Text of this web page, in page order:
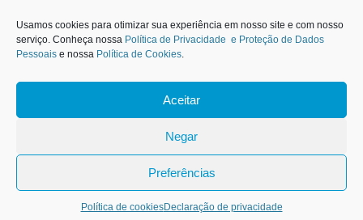
Usamos cookies para otimizar sua experiência em nosso site e com nosso
serviço. Conheça nossa Política de Privacidade e Proteção de Dados
Pessoais e nossa Política de Cookies.
Aceitar
Negar
Preferências
Política de cookiesDeclaração de privacidade
AVARÉ; BALBINOS; BAURU; BOREBI; BOTUCATU;
CABRÁLIA PAULISTA; CERQUEIRA CÉSAR;
PAULISTA; LUCIANÓPOLIS; ÓLEO; PARDINHO;
PAULISTANIA; PEDERNEIRAS; PIRATININGA;
PRATÂNIA; PRESIDENTE ALVES; REGINOPOLIS; SAO
MANUEL; SARATUAIA; TAGUAÍ; TEJUPÁ.
Mais Informações
Carteirinha de Associado